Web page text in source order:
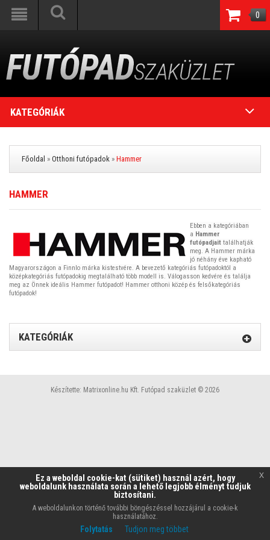
0
KATEGÓRIÁK
Főoldal » Otthoni futópadok » Hammer
HAMMER
Ebben a kategóriában
a Hammer
futópadjait találhatják
meg. A Hammer márka
jó néhány éve kapható
Magyarországon a Finnlo márka kistestvére. A bevezető kategóriás futópadoktól a
középkategóriás futópadokig megtalálható több modell is. Válogasson kedvére és találja
meg az Önnek ideális Hammer futópadot! Hammer otthoni közép és felsőkategóriás
futópadok!
KATEGÓRIÁK
Készítette: Matrixonline.hu Kft. Futópad szaküzlet © 2026
Ez a weboldal cookie-kat (sütiket) használ azért, hogy
weboldalunk használata során a lehető legjobb élményt tudjuk
biztosítani.
A weboldalunkon történő további böngészéssel hozzájárul a cookie-k
használatához.
Folytatás Tudjon meg többet
x